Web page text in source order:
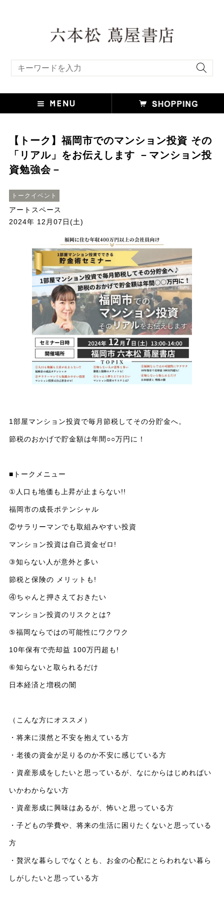
【トーク】福岡市でのマンション投資 その
「リアル」をお伝えします －マンション投
資勉強会－
トークイベント
アートスペース
2024年 12月07日(土)
1部屋マンション投資で毎月節税してその分貯金へ。
節税のおかげで貯金額は年間○○万円に！
■トークメニュー
①人口も地価も上昇が止まらない!!
福岡市の成長ポテンシャル
②サラリーマンでも取組みやすい投資
マンション投資は自己資金ゼロ!
③知らない人が意外と多い
節税と保険の メリットも!
④ちゃんと押さえておきたい
マンション投資のリスクとは?
⑤福岡ならではの可能性にワクワク
10年保有で売却益 100万円超も!
⑥知らないと取られるだけ
日本経済と増税の闇
（こんな方にオススメ）
・将来に漠然と不安を抱えている方
・老後の資金が足りるのか不安に感じている方
・資産形成をしたいと思っているが、なにからはじめればい
いかわからない方
・資産形成に興味はあるが、怖いと思っている方
・子どもの学費や、将来の生活に困りたくないと思っている
方
・贅沢な暮らしでなくとも、お金の心配にとらわれない暮ら
しがしたいと思っている方